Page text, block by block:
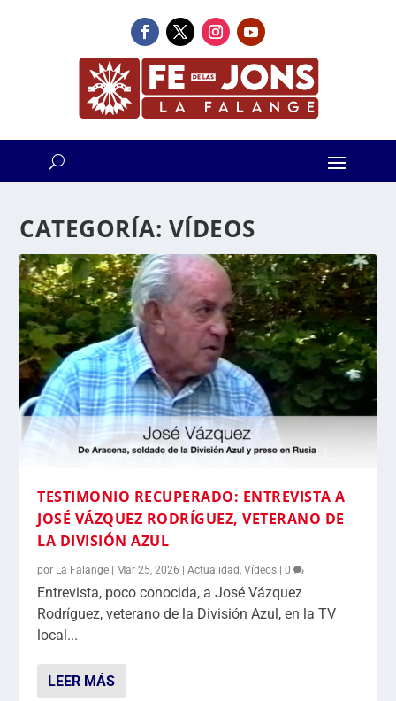
CATEGORÍA: VÍDEOS
TESTIMONIO RECUPERADO: ENTREVISTA A
JOSÉ VÁZQUEZ RODRÍGUEZ, VETERANO DE
LA DIVISIÓN AZUL
por La Falange | Mar 25, 2026 |Actualidad ,Vídeos |0
Entrevista, poco conocida, a José Vázquez
Rodríguez, veterano de la División Azul, en la TV
local...
LEER MÁS